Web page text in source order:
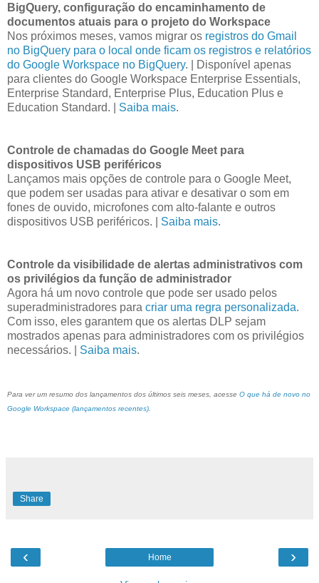
BigQuery, configuração do encaminhamento de
documentos atuais para o projeto do Workspace
Nos próximos meses, vamos migrar os registros do Gmail
no BigQuery para o local onde ficam os registros e relatórios
do Google Workspace no BigQuery. | Disponível apenas
para clientes do Google Workspace Enterprise Essentials,
Enterprise Standard, Enterprise Plus, Education Plus e
Education Standard. | Saiba mais.
Controle de chamadas do Google Meet para
dispositivos USB periféricos
Lançamos mais opções de controle para o Google Meet,
que podem ser usadas para ativar e desativar o som em
fones de ouvido, microfones com alto-falante e outros
dispositivos USB periféricos. | Saiba mais.
Controle da visibilidade de alertas administrativos com
os privilégios da função de administrador
Agora há um novo controle que pode ser usado pelos
superadministradores para criar uma regra personalizada.
Com isso, eles garantem que os alertas DLP sejam
mostrados apenas para administradores com os privilégios
necessários. | Saiba mais.
Para ver um resumo dos lançamentos dos últimos seis meses, acesse O que há de novo no
Google Workspace (lançamentos recentes)
Share
‹ ›
Home